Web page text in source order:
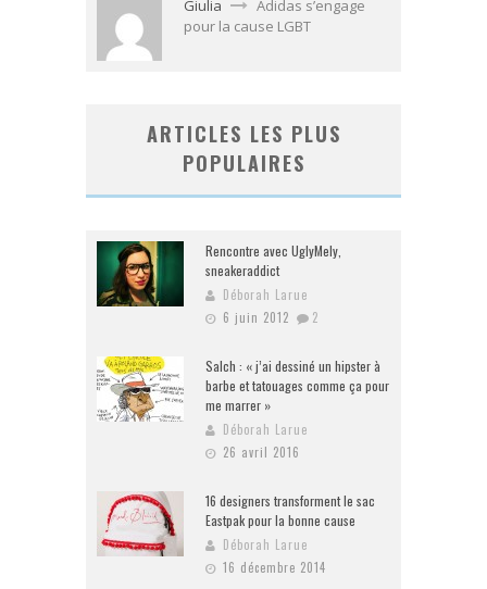
Giulia
Adidas s’engage
pour la cause LGBT
ARTICLES LES PLUS
POPULAIRES
Rencontre avec UglyMely,
sneakeraddict
Déborah Larue
6 juin 2012
2
Salch : « j’ai dessiné un hipster à
barbe et tatouages comme ça pour
me marrer »
Déborah Larue
26 avril 2016
16 designers transforment le sac
Eastpak pour la bonne cause
Déborah Larue
16 décembre 2014